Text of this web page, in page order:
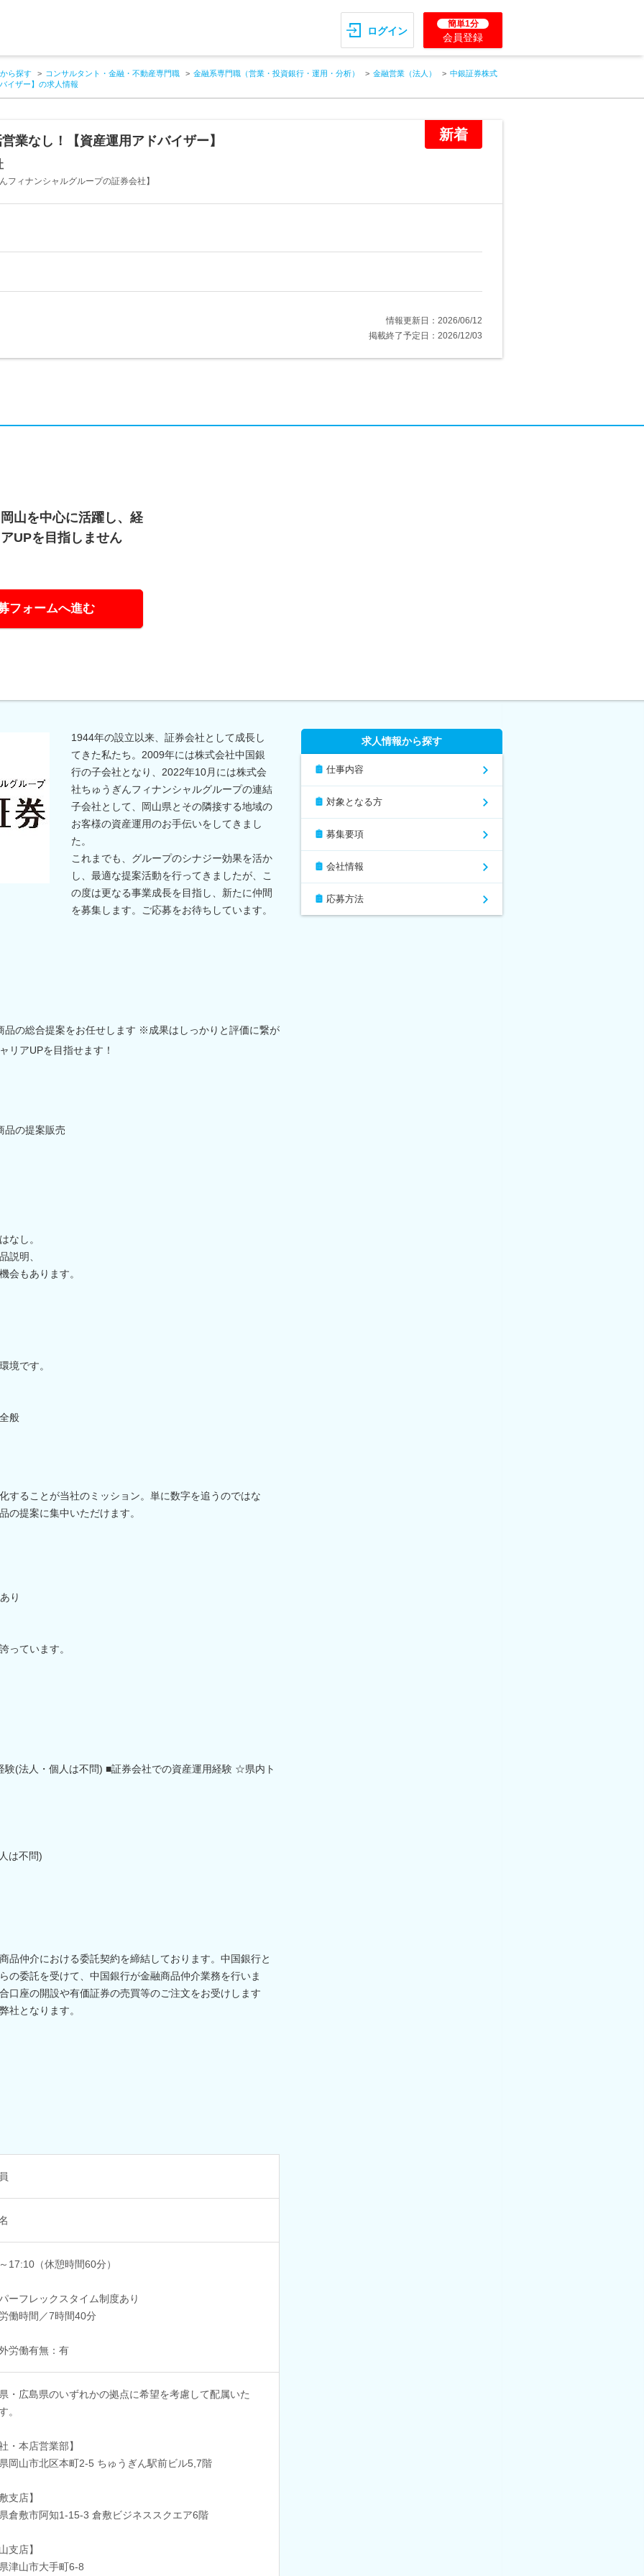
ログイン
簡単1分
会員登録
ら探す コンサルタント・金融・不動産専門職 金融系専門職（営業・投資銀行・運用・分析） 金融営業（法人）
中銀証券株式
イザー】の求人情報
新着
業なし！【資産運用アドバイザー】
フィナンシャルグループの証券会社】
情報更新日：2026/06/12
掲載終了予定日：2026/12/03
山を中心に活躍し、経
UPを目指しません
フォームへ進む
1944年の設立以来、証券会社として成長し
てきた私たち。2009年には株式会社中国銀
行の子会社となり、2022年10月には株式会
社ちゅうぎんフィナンシャルグループの連結
子会社として、岡山県とその隣接する地域の
お客様の資産運用のお手伝いをしてきまし
た。
これまでも、グループのシナジー効果を活か
し、最適な提案活動を行ってきましたが、こ
の度は更なる事業成長を目指し、新たに仲間
を募集します。ご応募をお待ちしています。
品の総合提案をお任せします ※成果はしっかりと評価に繋が
リアUPを目指せます！
品の提案販売
なし。
説明、
会もあります。
境です。
般
することが当社のミッション。単に数字を追うのではな
の提案に集中いただけます。
り
っています。
験(法人・個人は不問) ■証券会社での資産運用経験 ☆県内ト
は不問)
品仲介における委託契約を締結しております。中国銀行と
の委託を受けて、中国銀行が金融商品仲介業務を行いま
口座の開設や有価証券の売買等のご注文をお受けします
社となります。
17:10（休憩時間60分）
ーフレックスタイム制度あり
働時間／7時間40分
労働有無：有
・広島県のいずれかの拠点に希望を考慮して配属いた
。
・本店営業部】
岡山市北区本町2-5 ちゅうぎん駅前ビル5,7階
支店】
倉敷市阿知1-15-3 倉敷ビジネススクエア6階
支店】
津山市大手町6-8
求人情報から探す
仕事内容
対象となる方
募集要項
会社情報
応募方法